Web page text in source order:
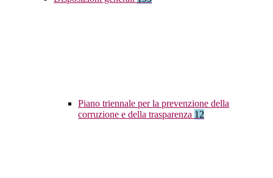
Piano triennale per la prevenzione della
corruzione e della trasparenza 12